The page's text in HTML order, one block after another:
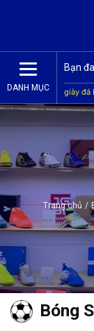
DANH MỤC giày đá
Trang chủ /
Bóng